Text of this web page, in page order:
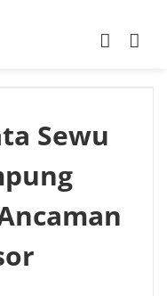
Sewu